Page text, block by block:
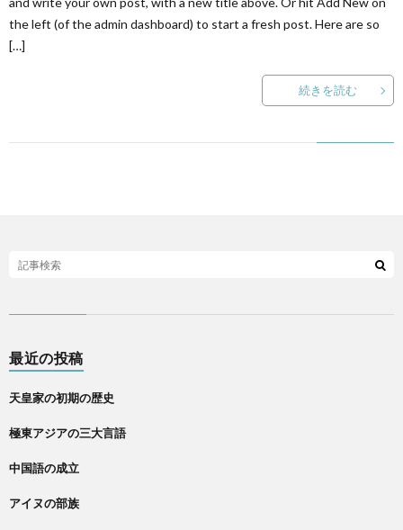
the left (of the admin dashboard) to start a fresh post. Here are so
[…]
続きを読む
最近の投稿
天皇家の初期の歴史
極東アジアの三大言語
中国語の成立
アイヌの部族